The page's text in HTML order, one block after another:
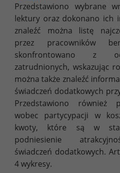
Przedstawiono wybrane
lektury oraz dokonano ich
znaleźć można listę
przez pracowników
skonfrontowano z
zatrudnionych, wskazując
można także znaleźć
świadczeń dodatkowych
Przedstawiono również
wobec partycypacji w
kwoty, które są w
podniesienie
świadczeń dodatkowych.
4 wykresy.